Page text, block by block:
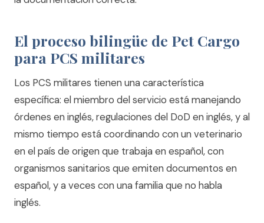
El proceso bilingüe de Pet Cargo
para PCS militares
Los PCS militares tienen una característica
específica: el miembro del servicio está manejando
órdenes en inglés, regulaciones del DoD en inglés, y al
mismo tiempo está coordinando con un veterinario
en el país de origen que trabaja en español, con
organismos sanitarios que emiten documentos en
español, y a veces con una familia que no habla
inglés.